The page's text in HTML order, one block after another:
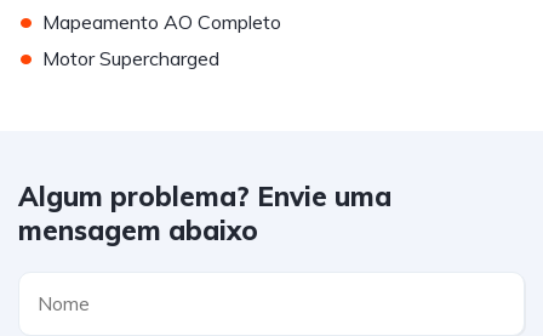
• Mapeamento AO Completo
• Motor Supercharged
Algum problema? Envie uma
mensagem abaixo